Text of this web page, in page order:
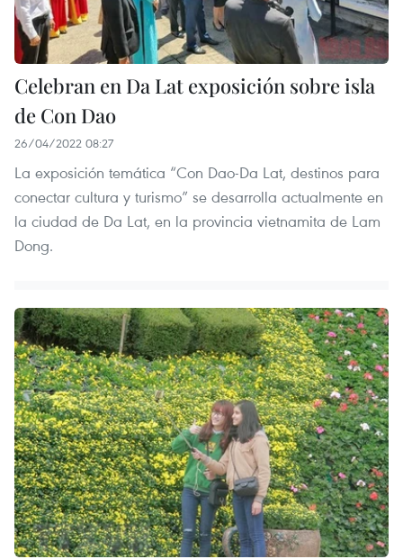
Celebran en Da Lat exposición sobre isla
de Con Dao
26/04/2022 08:27
La exposición temática “Con Dao-Da Lat, destinos para
conectar cultura y turismo” se desarrolla actualmente en
la ciudad de Da Lat, en la provincia vietnamita de Lam
Dong.